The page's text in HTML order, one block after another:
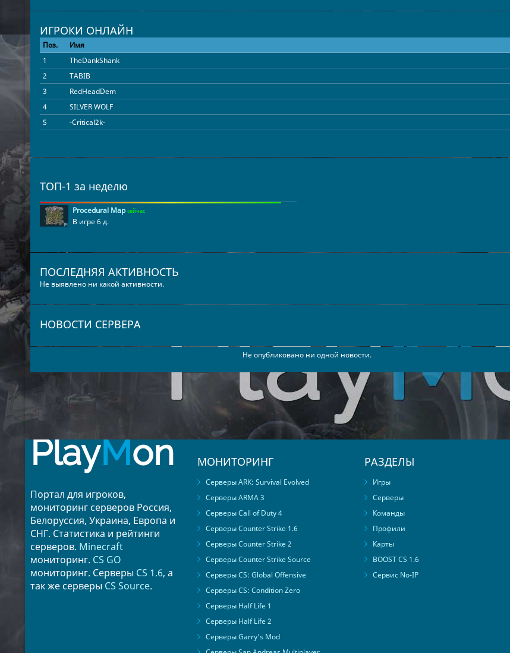
ИГРОКИ ОНЛАЙН
Поз. Имя
1
TheDankShank
2
TABIB
3
RedHeadDem
4
SILVER WOLF
5
-Critical2k-
ТОП-1 за неделю
Procedural Map сейчас
В игре 6 д.
ПОСЛЕДНЯЯ АКТИВНОСТЬ
Не выявлено ни какой активности.
НОВОСТИ СЕРВЕРА
Не опубликовано ни одной новости.
PlayMon
Портал для игроков,
мониторинг серверов Россия,
Белоруссия, Украина, Европа и
СНГ. Статистика и рейтинги
серверов. Minecraft
мониторинг. CS GO
мониторинг. Серверы CS 1.6, а
так же серверы CS Source.
МОНИТОРИНГ
Серверы ARK: Survival Evolved
Серверы ARMA 3
Серверы Call of Duty 4
Серверы Counter Strike 1.6
Серверы Counter Strike 2
Серверы Counter Strike Source
Серверы CS: Global Offensive
Серверы CS: Condition Zero
Серверы Half Life 1
Серверы Half Life 2
Серверы Garry's Mod
РАЗДЕЛЫ
Игры
Серверы
Команды
Профили
Карты
BOOST CS 1.6
Сервис No-IP